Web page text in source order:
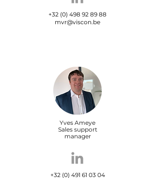
+32 (0) 498 92 89 88
mvr@viscon.be
Yves Ameye
Sales support
manager
+32 (0) 491 61 03 04